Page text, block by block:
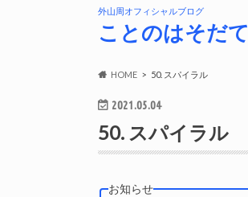
外山周オフィシャルブログ
ことのはそだて
HOME 50. スパイラル
2021.05.04
50. スパイラル
お知らせ